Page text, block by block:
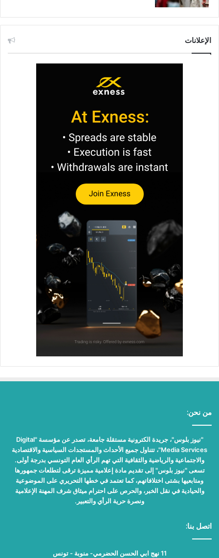
الإعلانات
من نحن:
"نيوز بلوس"، جريدة الكترونية مستقلة جامعة، تصدر عن مؤسسة "Digital
Media Services"، تتناول جميع الأحداث والمستجدات السياسية والاقتصادية
والاجتماعية والرياضية والثقافية التي تهم الرأي العام التونسي بدرجة أولى.
تسعى "نيوز بلوس" إلى تقديم مادة إعلامية مميزة ترقى لتطلعات جمهورها
ومتابعيها بشتى اختلافاتهم، كما تعتمد في خطها التحريري على الموضوعية
والحيادية في نقل الخبر، والحرص على احترام ميثاق شرف المهنة الإعلامية
ونصرة حرية الرأي والتعبير.
اتصل بنا:
11 نهج ابي الحسن الحضرمي- منوبة - تونس